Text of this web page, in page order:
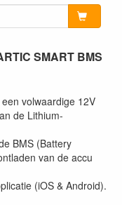
SMART BMS
volwaardige 12V
de Lithium-
BMS (Battery
van de accu
(iOS & Android).